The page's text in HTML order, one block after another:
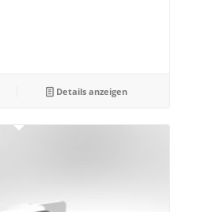
Details anzeigen